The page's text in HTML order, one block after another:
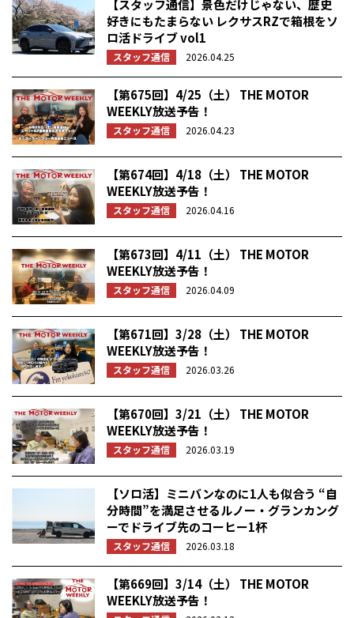
【スタッフ通信】景色だけじゃない、歴史
好きにもたまらない レクサスRZで箱根をソ
ロ活ドライブ vol1
スタッフ通信 2026.04.25
【第675回】4/25（土） THE MOTOR
WEEKLY放送予告！
スタッフ通信 2026.04.23
【第674回】4/18（土） THE MOTOR
WEEKLY放送予告！
スタッフ通信 2026.04.16
【第673回】4/11（土） THE MOTOR
WEEKLY放送予告！
スタッフ通信 2026.04.09
【第671回】3/28（土） THE MOTOR
WEEKLY放送予告！
スタッフ通信 2026.03.26
【第670回】3/21（土） THE MOTOR
WEEKLY放送予告！
スタッフ通信 2026.03.19
【ソロ活】ミニバンなのに1人も似合う “自
分時間”を満足させるルノー・グランカング
ーでドライブ先のコーヒー1杯
スタッフ通信 2026.03.18
【第669回】3/14（土） THE MOTOR
WEEKLY放送予告！